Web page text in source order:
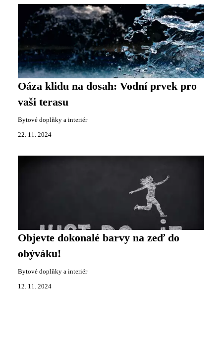
Oáza klidu na dosah: Vodní prvek pro
vaši terasu
Bytové doplňky a interiér
22. 11. 2024
Objevte dokonalé barvy na zeď do
obýváku!
Bytové doplňky a interiér
12. 11. 2024